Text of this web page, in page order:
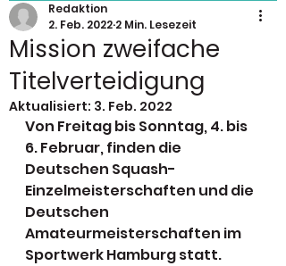
Mission zweifache
Titelverteidigung
Redaktion
2. Feb. 2022 2 Min. Lesezeit
Aktualisiert: 3. Feb. 2022
Von Freitag bis Sonntag, 4. bis
6. Februar, finden die
Deutschen Squash-
Einzelmeisterschaften und die
Deutschen
Amateurmeisterschaften im
Sportwerk Hamburg statt.